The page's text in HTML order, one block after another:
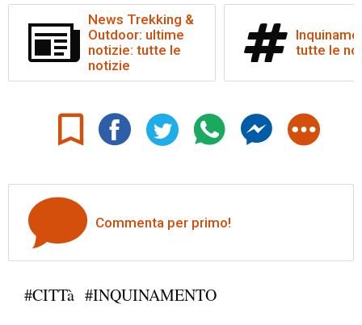
News Trekking &
Outdoor: ultime
notizie: tutte le
notizie
tutte le
Commenta per primo!
#CITTà #INQUINAMENTO